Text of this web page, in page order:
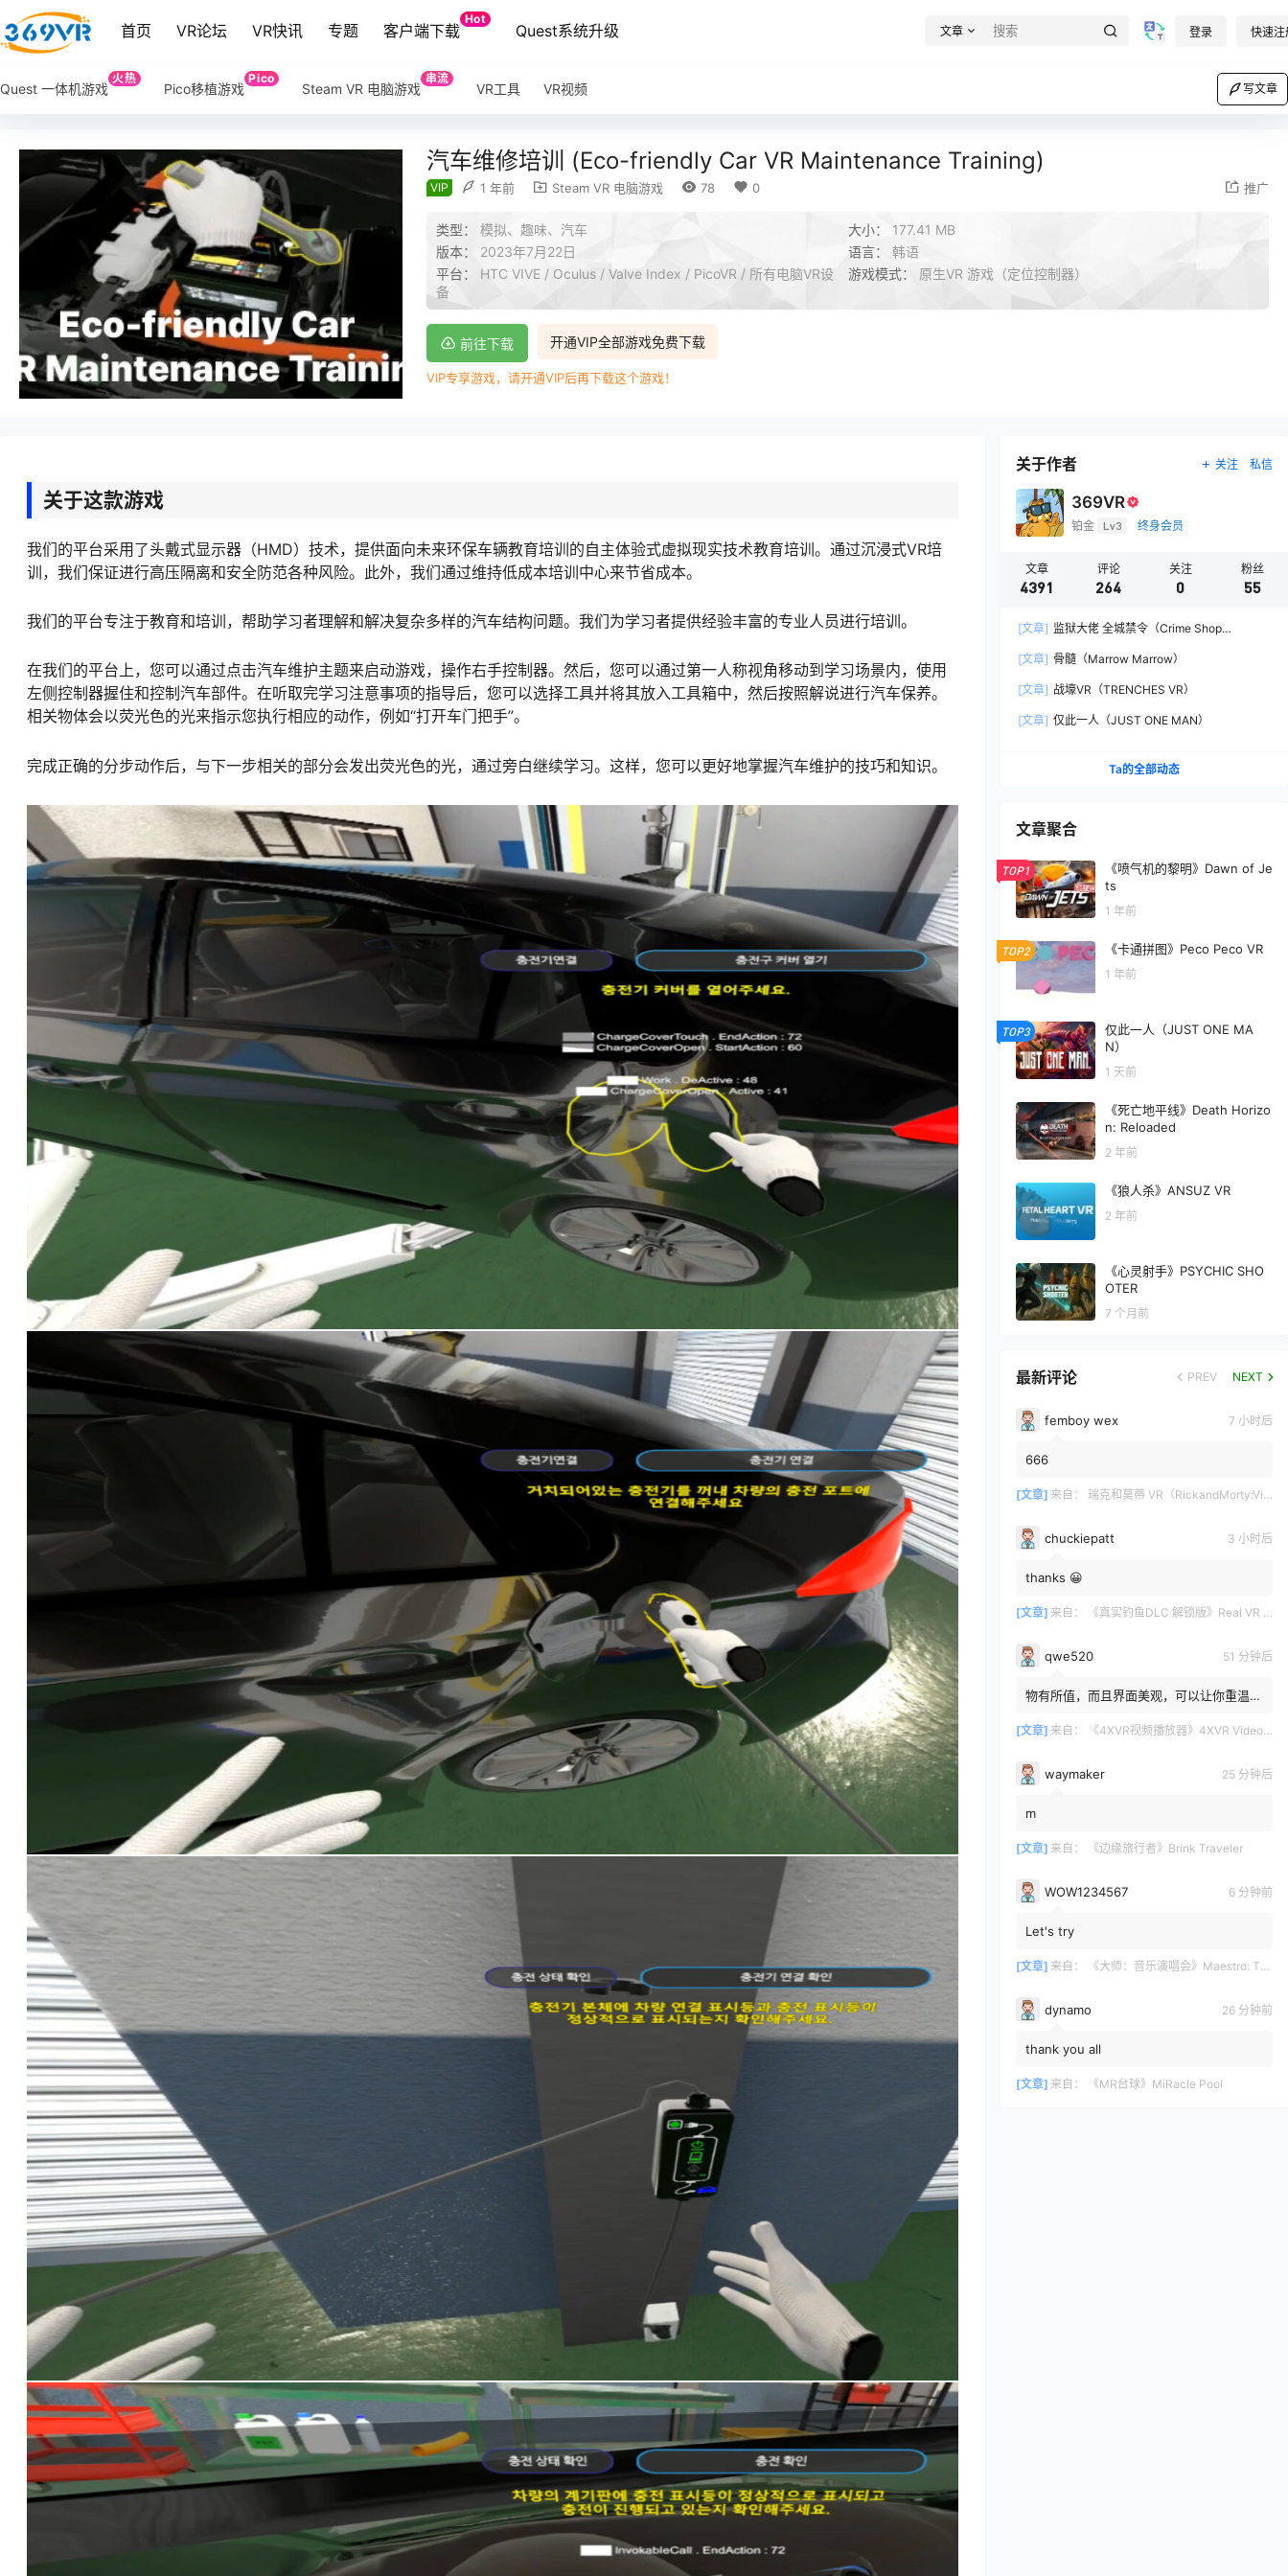
首页 VR论坛 VR快讯 专题 客户端下载
Hot
Quest系统升级 文章 登录 快速注
Quest 一体机游戏
火热
Pico移植游戏
Pico
Steam VR 电脑游戏
串流
VR工具 VR视频 写文章
汽车维修培训 (Eco-friendly Car VR Maintenance Training)
VIP 1 年前 Steam VR 电脑游戏 78 0 推广
类型： 模拟、趣味、汽车 大小： 177.41 MB
版本： 2023年7月22日 语言： 韩语
平台： HTC VIVE / Oculus / Valve Index / PicoVR / 所有电脑VR设
备
游戏模式： 原生VR 游戏（定位控制器）
开通VIP全部游戏免费下载
前往下载
VIP专享游戏，请开通VIP后再下载这个游戏！
关于这款游戏
我们的平台采用了头戴式显示器（HMD）技术，提供面向未来环保车辆教育培训的自主体验式虚拟现实技术教育培训。通过沉浸式VR培
训，我们保证进行高压隔离和安全防范各种风险。此外，我们通过维持低成本培训中心来节省成本。
我们的平台专注于教育和培训，帮助学习者理解和解决复杂多样的汽车结构问题。我们为学习者提供经验丰富的专业人员进行培训。
在我们的平台上，您可以通过点击汽车维护主题来启动游戏，操作右手控制器。然后，您可以通过第一人称视角移动到学习场景内，使用
左侧控制器握住和控制汽车部件。在听取完学习注意事项的指导后，您可以选择工具并将其放入工具箱中，然后按照解说进行汽车保养。
相关物体会以荧光色的光来指示您执行相应的动作，例如“打开车门把手”。
完成正确的分步动作后，与下一步相关的部分会发出荧光色的光，通过旁白继续学习。这样，您可以更好地掌握汽车维护的技巧和知识。
关于作者 关注 私信
369VR
铂金 Lv3 终身会员
文章
4391
评论
264
关注
0
粉丝
55
[文章] 监狱大佬 全城禁令（Crime Shop
[文章] 骨髓（Marrow Marrow）
[文章] 战壕VR（TRENCHES VR）
[文章] 仅此一人（JUST ONE MAN）
Ta的全部动态
文章聚合
TOP1
《喷气机的黎明》Dawn of Je
ts
1 年前
TOP2 《卡通拼图》Peco Peco VR
1 年前
TOP3
仅此一人（JUST ONE MA
N）
1 天前
《死亡地平线》Death Horizo
n: Reloaded
2 年前
《狼人杀》ANSUZ VR
2 年前
《心灵射手》PSYCHIC SHO
OTER
7 个月前
最新评论 PREV NEXT
femboy wex 7 小时后
666
[文章] 来自： 瑞克和莫蒂 VR（RickandMorty:VirtualRick-ality）
chuckiepatt 3 小时后
thanks 😀
[文章] 来自： 《真实钓鱼DLC 解锁版》Real VR Fishing DLC
qwe520 51 分钟后
物有所值，而且界面美观，可以让你重温那
4XVR让它们重获新生。画面...
[文章] 来自： 《4XVR视频播放器》4XVR Video Player
waymaker 25 分钟后
m
[文章] 来自： 《边缘旅行者》Brink Traveler
WOW1234567 6 分钟前
Let's try
[文章] 来自： 《大师：音乐演唱会》Maestro: The Masterclass
dynamo 26 分钟前
thank you all
[文章] 来自： 《MR台球》MiRacle Pool